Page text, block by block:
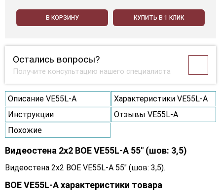
В КОРЗИНУ КУПИТЬ В 1 КЛИК
Остались вопросы?
Получите консультацию нашего специалиста
Описание VE55L-A
Характеристики VE55L-A
Инструкции
Отзывы VE55L-A
Похожие
Видеостена 2x2 BOE VE55L-A 55" (шов: 3,5)
Видеостена 2x2 BOE VE55L-A 55" (шов: 3,5).
BOE VE55L-A характеристики товара